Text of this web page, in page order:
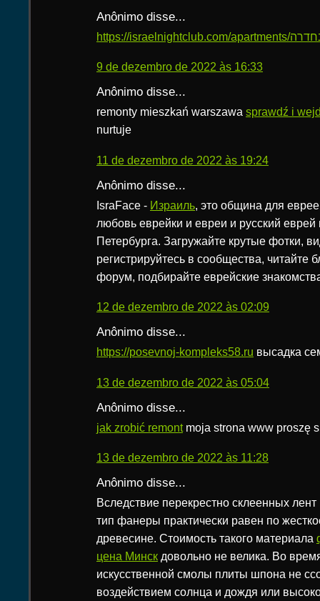
Anônimo disse...
9 de dezembro de 2022 às 16:33
Anônimo disse...
remonty mieszkań warszawa sprawdź i
nurtuje
11 de dezembro de 2022 às 19:24
Anônimo disse...
IsraFace - Израиль, это община для
любовь еврейки и евреи и русский еврей
Петербурга. Загружайте крутые фотки,
регистрируйтесь в сообщества, читайте
форум, подбирайте еврейские
12 de dezembro de 2022 às 02:09
Anônimo disse...
https://posevnoj-kompleks58.ru высадка
13 de dezembro de 2022 às 05:04
Anônimo disse...
jak zrobić remontmoja strona www proszę
13 de dezembro de 2022 às 11:28
Anônimo disse...
Вследствие перекрестно склеенных
тип фанеры практически равен по
древесине. Стоимость такого материала
цена Минск довольно не велика. Во
искусственной смолы плиты шпона не
воздействием солнца и дождя или